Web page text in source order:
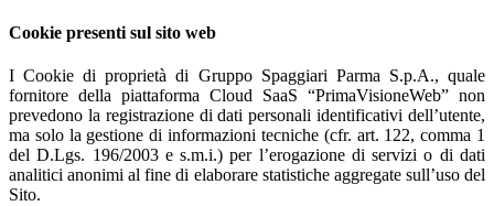
Cookie presenti sul sito web
I Cookie di proprietà di Gruppo Spaggiari Parma S.p.A., quale
fornitore della piattaforma Cloud SaaS “PrimaVisioneWeb” non
prevedono la registrazione di dati personali identificativi dell’utente,
ma solo la gestione di informazioni tecniche (cfr. art. 122, comma 1
del D.Lgs. 196/2003 e s.m.i.) per l’erogazione di servizi o di dati
analitici anonimi al fine di elaborare statistiche aggregate sull’uso del
Sito.